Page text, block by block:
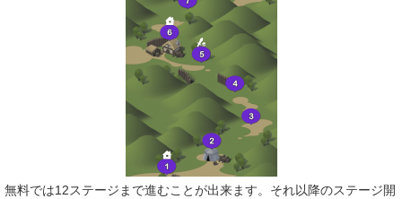
無料では12ステージまで進むことが出来ます。それ以降のステージ開